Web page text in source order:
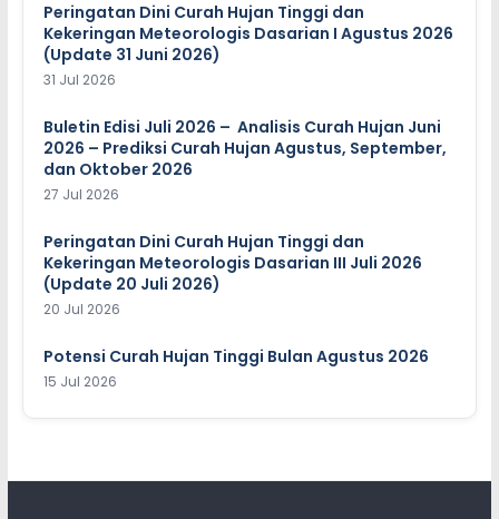
Peringatan Dini Curah Hujan Tinggi dan
Kekeringan Meteorologis Dasarian I Agustus 2026
(Update 31 Juni 2026)
31 Jul 2026
Buletin Edisi Juli 2026 – Analisis Curah Hujan Juni
2026 – Prediksi Curah Hujan Agustus, September,
dan Oktober 2026
27 Jul 2026
Peringatan Dini Curah Hujan Tinggi dan
Kekeringan Meteorologis Dasarian III Juli 2026
(Update 20 Juli 2026)
20 Jul 2026
Potensi Curah Hujan Tinggi Bulan Agustus 2026
15 Jul 2026